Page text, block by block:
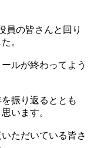
員の皆さんと回り
。
ルが終わってよう
振り返るととも
います。
ただいている皆さ